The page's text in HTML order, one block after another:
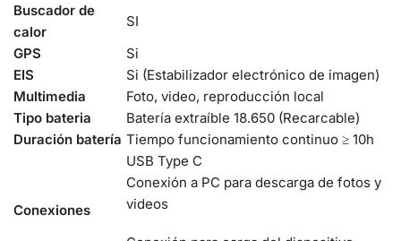
Buscador de
calor
SI
GPS
Si
EIS
Si (Estabilizador electrónico de imagen)
Multimedia
Foto, video, reproducción local
Tipo bateria
Batería extraíble 18.650 (Recarcable)
Duración batería Tiempo funcionamiento continuo ≥ 10h
Conexiones
USB Type C
Conexión a PC para descarga de fotos y
videos